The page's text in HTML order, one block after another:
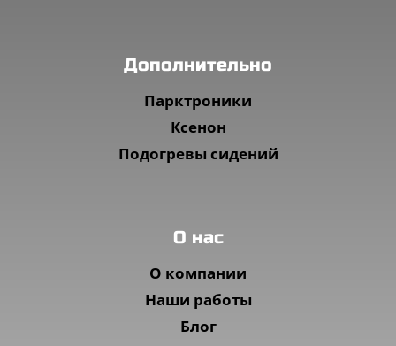
Дополнительно
Парктроники
Ксенон
Подогревы сидений
O нас
О компании
Наши работы
Блог